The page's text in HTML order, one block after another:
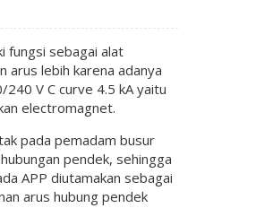
fungsi sebagai alat
arus lebih karena adanya
V C curve 4.5 kA yaitu
electromagnet.
pada pemadam busur
pendek, sehingga
APP diutamakan sebagai
arus hubung pendek